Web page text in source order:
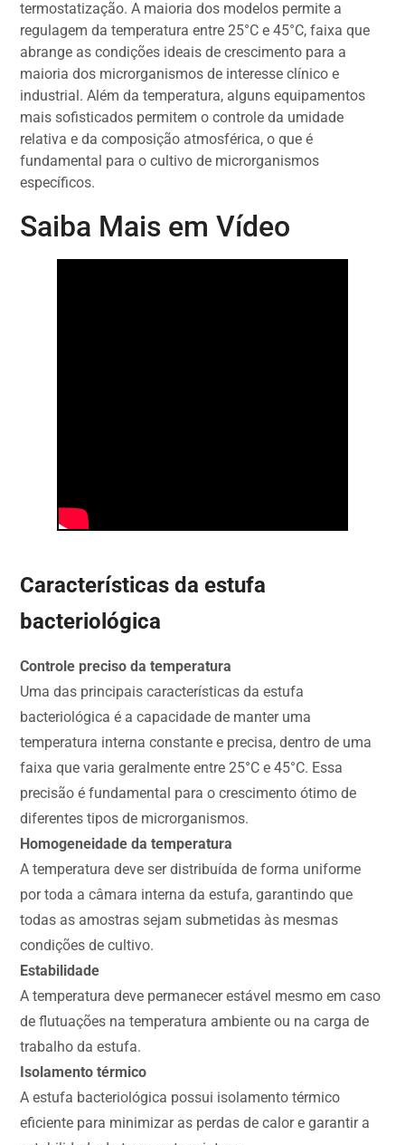
termostatização. A maioria dos modelos permite a
regulagem da temperatura entre 25°C e 45°C, faixa que
abrange as condições ideais de crescimento para a
maioria dos microrganismos de interesse clínico e
industrial. Além da temperatura, alguns equipamentos
mais sofisticados permitem o controle da umidade
relativa e da composição atmosférica, o que é
fundamental para o cultivo de microrganismos
específicos.
Saiba Mais em Vídeo
Características da estufa
bacteriológica
Controle preciso da temperatura
Uma das principais características da estufa
bacteriológica é a capacidade de manter uma
temperatura interna constante e precisa, dentro de uma
faixa que varia geralmente entre 25°C e 45°C. Essa
precisão é fundamental para o crescimento ótimo de
diferentes tipos de microrganismos.
Homogeneidade da temperatura
A temperatura deve ser distribuída de forma uniforme
por toda a câmara interna da estufa, garantindo que
todas as amostras sejam submetidas às mesmas
condições de cultivo.
Estabilidade
A temperatura deve permanecer estável mesmo em caso
de flutuações na temperatura ambiente ou na carga de
trabalho da estufa.
Isolamento térmico
A estufa bacteriológica possui isolamento térmico
eficiente para minimizar as perdas de calor e garantir a